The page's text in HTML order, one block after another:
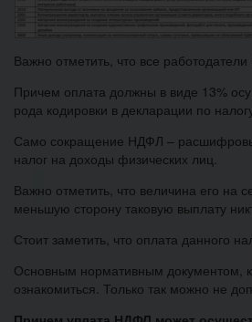
Важно отметить, что все
Причем оплата должны в виде 13%
рода кодировки в декларации по
Само сокращение НДФЛ –
налог на доходы физических лиц.
Важно отметить, что величина его
меньшую сторону таковую выплату
Стоит заметить, что оплата данного
Основным нормативным документом,
ознакомиться. Только так можно не